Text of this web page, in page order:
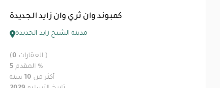
كمبوند أُنس زايد الجديدة
مدينة الشيخ زايد الجديدة
(0
المقدم5
أكثر من12 سنة